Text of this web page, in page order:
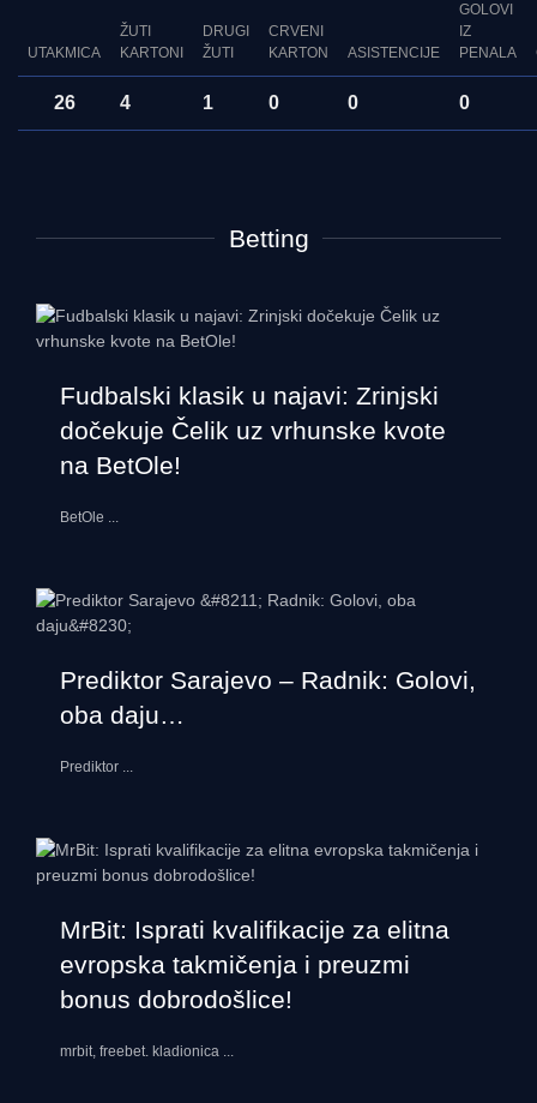
UTAKMICA
ŽUTI
KARTONI
DRUGI
ŽUTI
CRVENI
KARTON
ASISTENCIJE
GOLOVI
IZ
PENALA
26 4 1 0 0 0
Betting
Fudbalski klasik u najavi: Zrinjski
dočekuje Čelik uz vrhunske kvote
na BetOle!
BetOle ...
Prediktor Sarajevo – Radnik: Golovi,
oba daju…
Prediktor ...
MrBit: Isprati kvalifikacije za elitna
evropska takmičenja i preuzmi
bonus dobrodošlice!
mrbit, freebet. kladionica ...